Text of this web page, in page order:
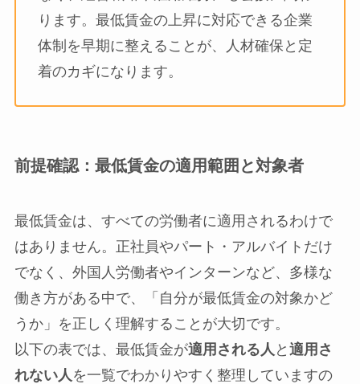
ります。最低賃金の上昇に対応できる企業
体制を早期に整えることが、人材確保と定
着のカギになります。
前提確認：最低賃金の適用範囲と対象者
最低賃金は、すべての労働者に適用されるわけで
はありません。正社員やパート・アルバイトだけ
でなく、外国人労働者やインターンなど、多様な
働き方がある中で、「自分が最低賃金の対象かど
うか」を正しく理解することが大切です。
以下の表では、最低賃金が適用される人 と 適用さ
れない人 を一覧でわかりやすく整理していますの